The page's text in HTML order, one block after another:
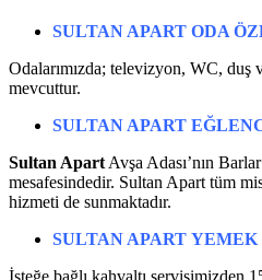
SULTAN APART ODA
Odalarımızda; televizyon, WC, duş
mevcuttur.
SULTAN APART
Sultan Apart Avşa Adası’nın
mesafesindedir. Sultan Apart tüm
hizmeti de sunmaktadır.
SULTAN APART YEMEK
İsteğe bağlı kahvaltı servisimizden